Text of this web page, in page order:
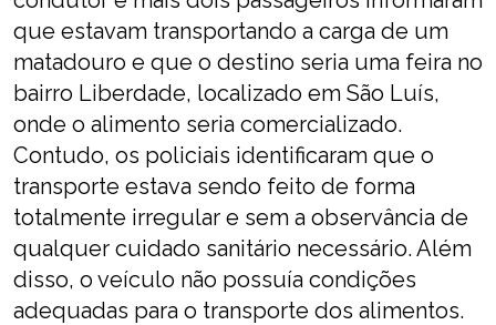
que estavam transportando a carga de um
matadouro e que o destino seria uma feira no
bairro Liberdade, localizado em São Luís,
onde o alimento seria comercializado.
Contudo, os policiais identificaram que o
transporte estava sendo feito de forma
totalmente irregular e sem a observância de
qualquer cuidado sanitário necessário. Além
disso, o veículo não possuía condições
adequadas para o transporte dos alimentos.